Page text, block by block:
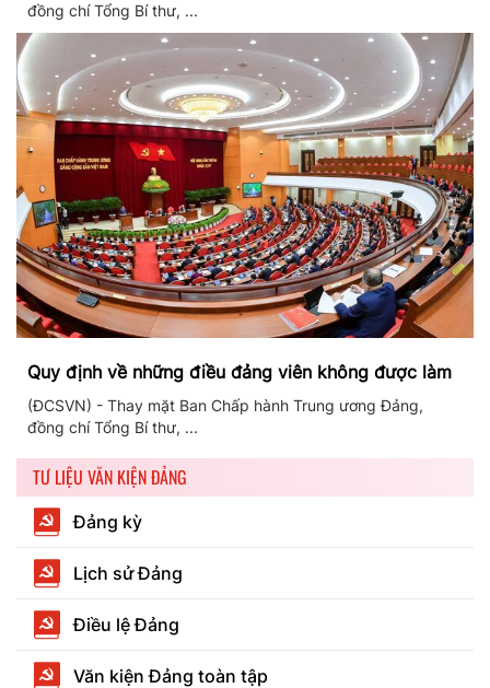
đồng chí Tổng Bí thư, ...
Quy định về những điều đảng viên không được làm
(ĐCSVN) - Thay mặt Ban Chấp hành Trung ương Đảng,
đồng chí Tổng Bí thư, ...
TƯ LIỆU VĂN KIỆN ĐẢNG
Đảng kỳ
Lịch sử Đảng
Điều lệ Đảng
Văn kiện Đảng toàn tập